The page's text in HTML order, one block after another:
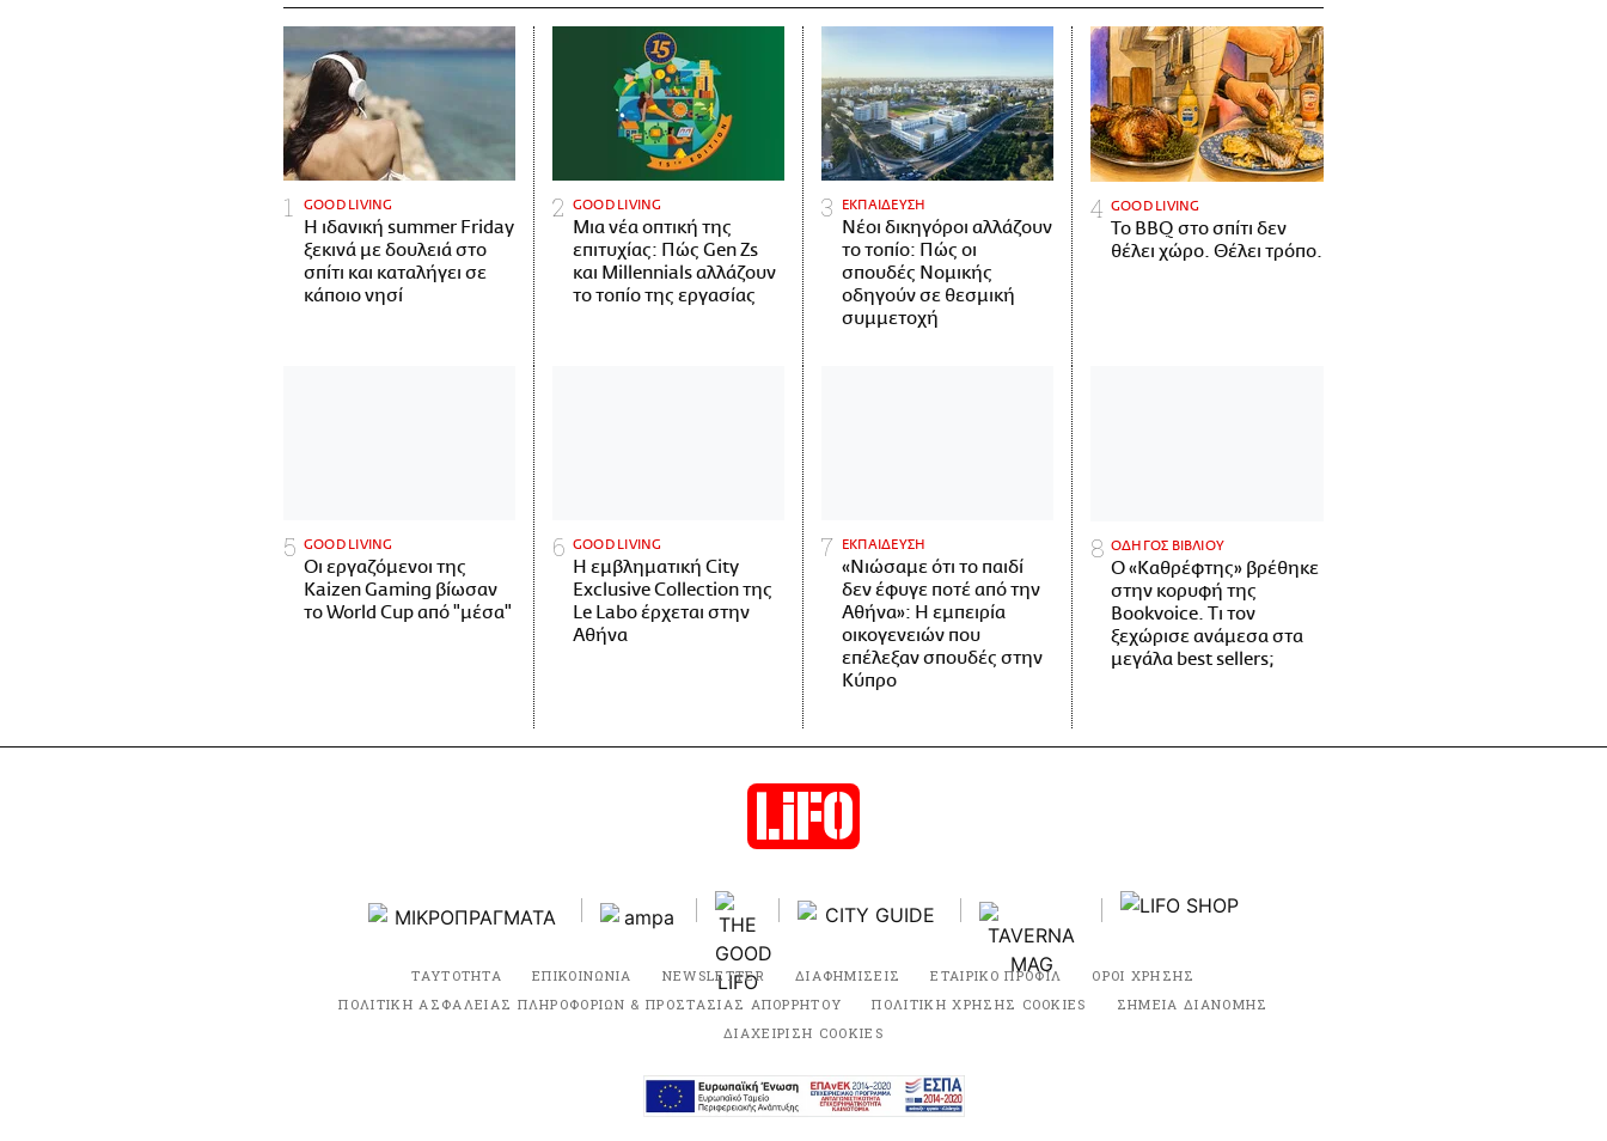
GOOD LIVING
Η ιδανική summer Friday
ξεκινά με δουλειά στο
σπίτι και καταλήγει σε
κάποιο νησί
GOOD LIVING
Μια νέα οπτική της
επιτυχίας: Πώς Gen Zs
και Millennials αλλάζουν
το τοπίο της εργασίας
ΕΚΠΑΙΔΕΥΣΗ
Νέοι δικηγόροι αλλάζουν
το τοπίο: Πώς οι
σπουδές Νομικής
οδηγούν σε θεσμική
συμμετοχή
GOOD LIVING
Το BBQ στο σπίτι δεν
θέλει χώρο. Θέλει τρόπο.
GOOD LIVING
Οι εργαζόμενοι της
Kaizen Gaming βίωσαν
το World Cup από "μέσα"
GOOD LIVING
Η εμβληματική City
Exclusive Collection της
Le Labo έρχεται στην
Αθήνα
ΕΚΠΑΙΔΕΥΣΗ
«Νιώσαμε ότι το παιδί
δεν έφυγε ποτέ από την
Αθήνα»: Η εμπειρία
οικογενειών που
επέλεξαν σπουδές στην
Κύπρο
ΟΔΗΓΟΣ ΒΙΒΛΙΟΥ
Ο «Καθρέφτης» βρέθηκε
στην κορυφή της
Bookvoice. Τι τον
ξεχώρισε ανάμεσα στα
μεγάλα best sellers;
ΤΑΥΤΟΤΗΤΑ ΕΠΙΚΟΙΝΩΝΙΑ NEWSLETTER ΔΙΑΦΗΜΙΣΕΙΣ ΕΤΑΙΡΙΚΟ ΠΡΟΦΙΛ
ΟΡΟΙ ΧΡΗΣΗΣ
ΠΟΛΙΤΙΚΗ ΑΣΦΑΛΕΙΑΣ ΠΛΗΡΟΦΟΡΙΩΝ & ΠΡΟΣΤΑΣΙΑΣ ΑΠΟΡΡΗΤΟΥ
ΠΟΛΙΤΙΚΗ ΧΡΗΣΗΣ COOKIES
ΣΗΜΕΙΑ ΔΙΑΝΟΜΗΣ
ΔΙΑΧΕΙΡΙΣΗ COOKIES